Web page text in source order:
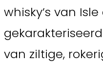
whisky’s van
van ziltige,